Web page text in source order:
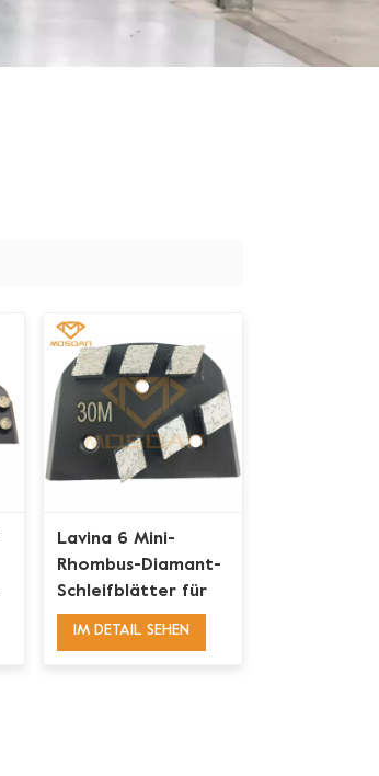
Lavina 6 Mini-
Rhombus-Diamant-
Schleifblätter für
die Vorbereitung
IM DETAIL SEHEN